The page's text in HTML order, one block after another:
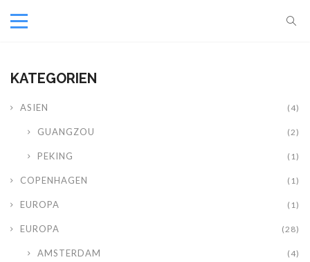
KATEGORIEN
ASIEN (4)
GUANGZOU (2)
PEKING (1)
COPENHAGEN (1)
EUROPA (1)
EUROPA (28)
AMSTERDAM (4)